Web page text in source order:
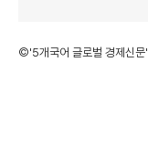
©'5개국어 글로벌 경제신문'